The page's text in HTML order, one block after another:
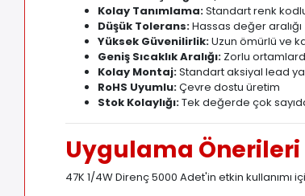
Kolay Tanımlama:Standart renk
Düşük Tolerans:Hassas değer aralığı
Yüksek Güvenilirlik:Uzun ömürlü ve
Geniş Sıcaklık Aralığı: Zorlu
Kolay Montaj:Standart aksiyal lead
RoHS Uyumlu:Çevre dostu üretim
Stok Kolaylığı:Tek değerde çok
Uygulama Önerileri
47K 1/4W Direnç 5000 Adet'in etkin kullanımı